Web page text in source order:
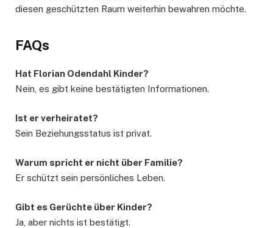
diesen geschützten Raum weiterhin bewahren möchte.
FAQs
Hat Florian Odendahl Kinder?
Nein, es gibt keine bestätigten Informationen.
Ist er verheiratet?
Sein Beziehungsstatus ist privat.
Warum spricht er nicht über Familie?
Er schützt sein persönliches Leben.
Gibt es Gerüchte über Kinder?
Ja, aber nichts ist bestätigt.